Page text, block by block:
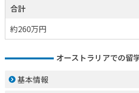
合計
約260万円
オーストラリアでの留
基本情報